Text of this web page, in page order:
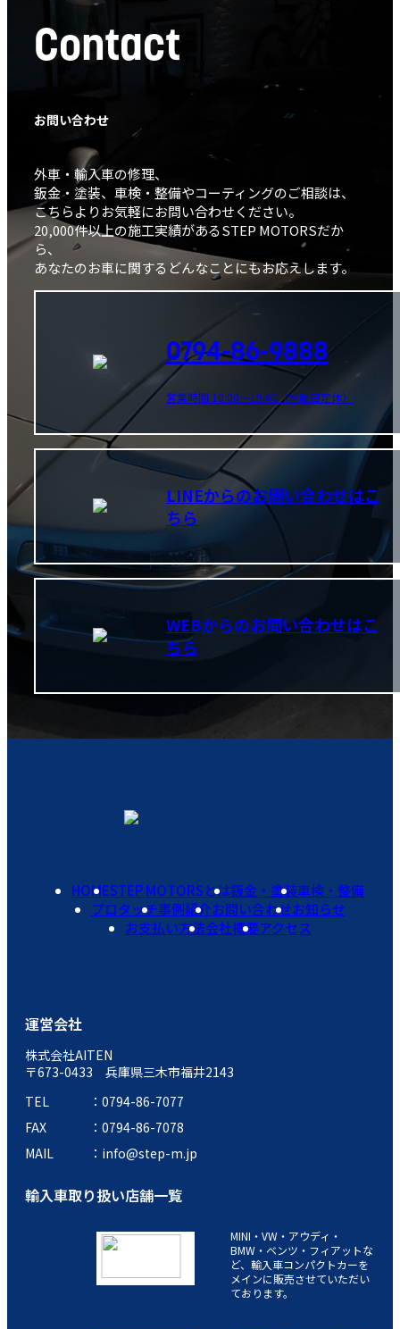
Contact
お問い合わせ
外車・輸入車の修理、
鈑金・塗装、車検・整備やコーティングのご相談は、
こちらよりお気軽にお問い合わせください。
20,000件以上の施工実績があるSTEP MOTORSだか
ら、
あなたのお車に関するどんなことにもお応えします。
0794-86-9888
営業時間 10:00～19:00（水曜日定休）
LINEからのお問い合わせはこ
ちら
WEBからのお問い合わせはこ
ちら
HOMESTEP MOTORSとは鈑金・塗装車検・整備
プロタッチ事例紹介お問い合わせお知らせ
お支払い方法会社概要アクセス
運営会社
株式会社AITEN
〒673-0433 兵庫県三木市福井2143
TEL
0794-86-7077
FAX
0794-86-7078
MAIL
info@step-m.jp
輸入車取り扱い店舗一覧
MINI・VW・アウディ・
BMW・ベンツ・フィアットな
ど、輸入車コンパクトカーを
メインに販売させていただい
ております。